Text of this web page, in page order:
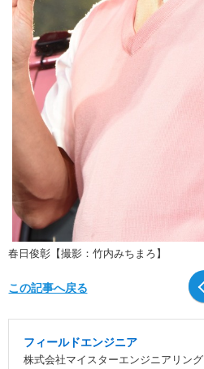
春日俊彰【撮影：竹内みちまろ】
この記事へ戻る
フィールドエンジニア
株式会社マイスターエンジニアリング